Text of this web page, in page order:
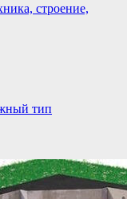
строение,
тип